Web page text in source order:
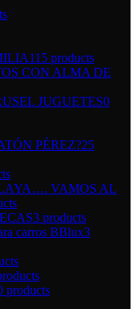
115 products
CON ALMA DE
JUGUETES0
PÉREZ?25
VAMOS AL
3 products
carros BBlux3
products